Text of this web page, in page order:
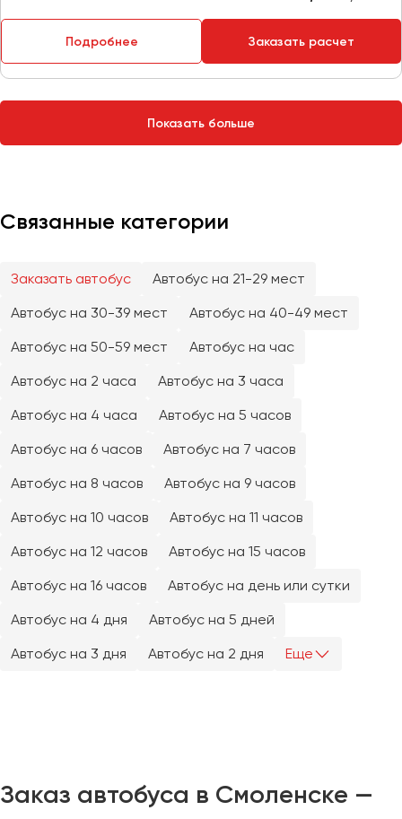
Подробнее Заказать расчет
Показать больше
Связанные категории
Заказать автобус
Автобус на 21-29 мест
Автобус на 30-39 мест
Автобус на 40-49 мест
Автобус на 50-59 мест
Автобус на час
Автобус на 2 часа
Автобус на 3 часа
Автобус на 4 часа
Автобус на 5 часов
Автобус на 6 часов
Автобус на 7 часов
Автобус на 8 часов
Автобус на 9 часов
Автобус на 10 часов
Автобус на 11 часов
Автобус на 12 часов
Автобус на 15 часов
Автобус на 16 часов
Автобус на день или сутки
Автобус на 4 дня
Автобус на 5 дней
Автобус на 3 дня
Автобус на 2 дня Еще
Заказ автобуса в Смоленске —
Томск
Тюмень
Ульяновск
Хабаровск
Чебоксары
Челябинск
Якутск
Ярославль